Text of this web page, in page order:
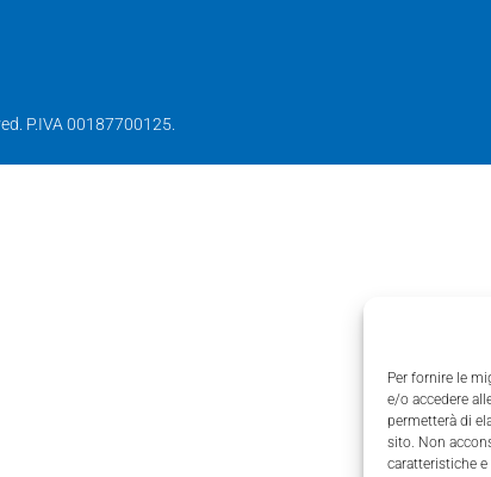
Per fornire le
e/o accedere
permetterà di
sito. Non
caratteristiche
P.IVA 00187700125.